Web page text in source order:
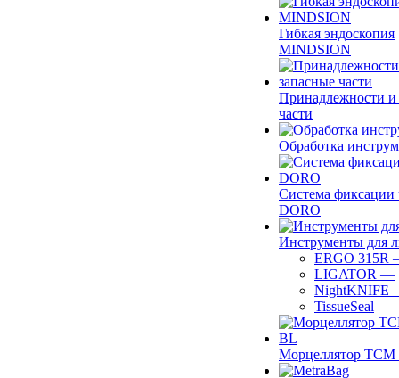
Гибкая эндоскопия
MINDSION
Принадлежности и
части
Обработка
Система фиксации
DORO
Инструменты для
ERGO 315R
LIGATOR —
NightKNIFE
TissueSeal
Морцеллятор ТСМ